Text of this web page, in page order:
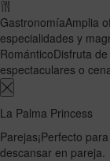
GastronomíaAmplia
especialidades y
RománticoDisfruta
espectaculares o
La Palma Princess
Parejas¡Perfecto
descansar en pareja.